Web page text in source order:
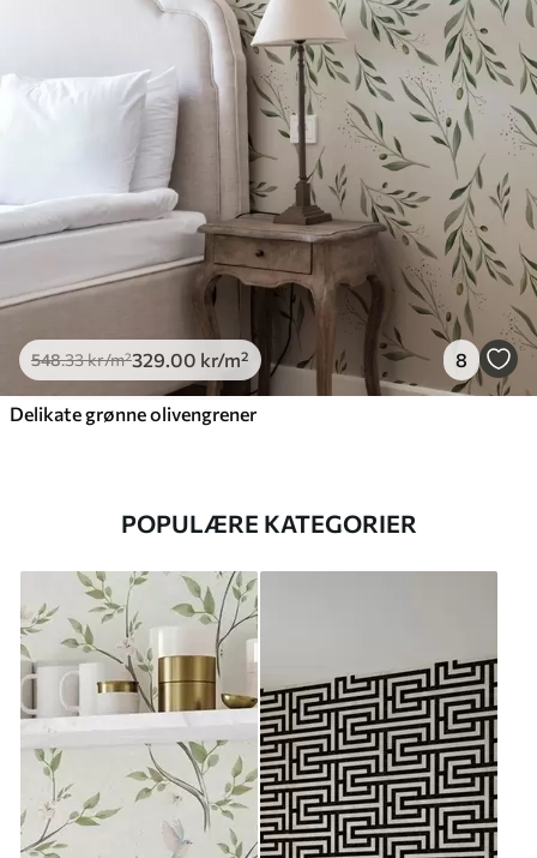
548.33kr/m²329.00 kr/m² 8
Delikate grønne olivengrener
POPULÆRE KATEGORIER